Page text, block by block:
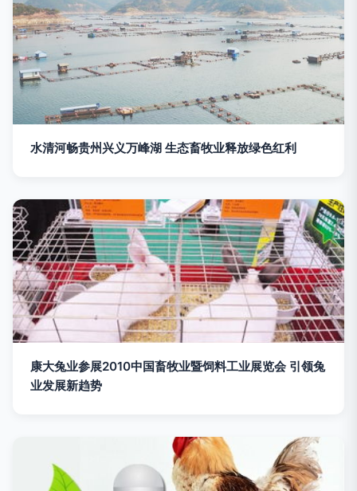
水清河畅贵州兴义万峰湖 生态畜牧业释放绿色红利
康大兔业参展2010中国畜牧业暨饲料工业展览会 引领兔
业发展新趋势